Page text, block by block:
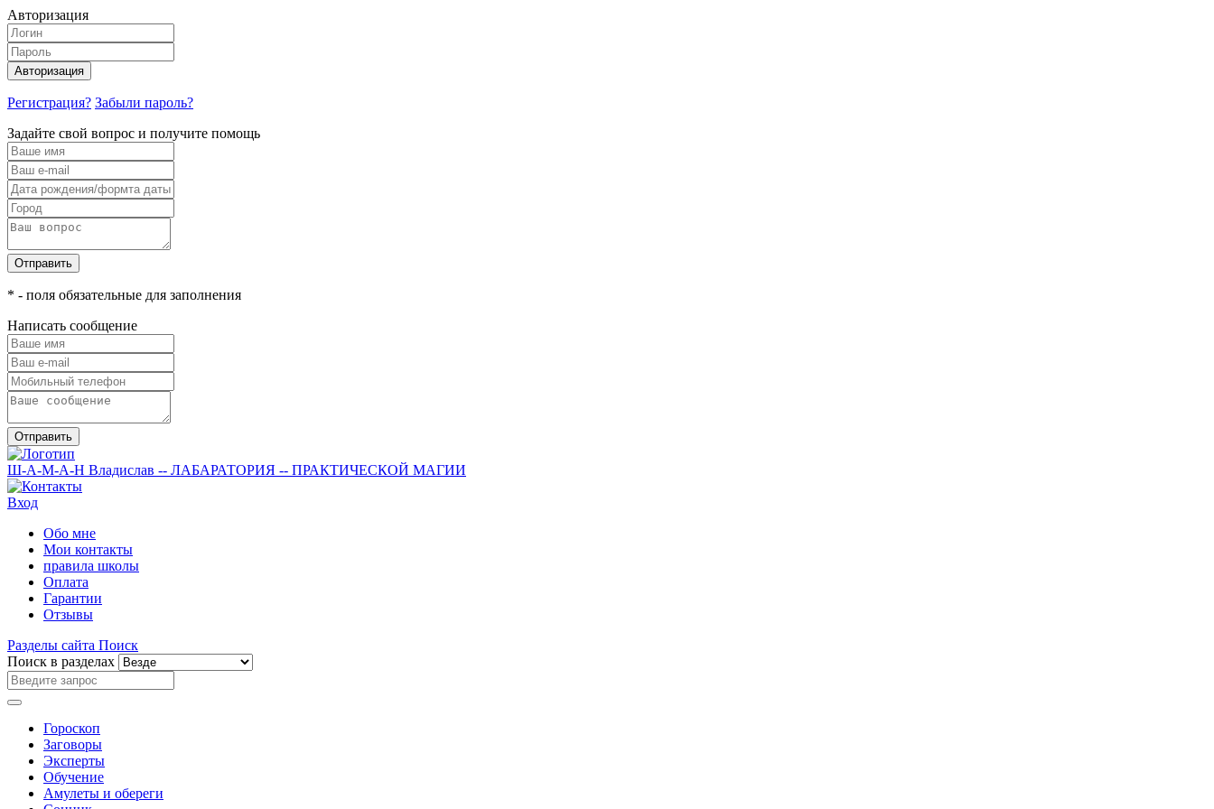
Авторизация
Авторизация
Регистрация? Забыли пароль?
Задайте свой вопрос и получите помощь
Отправить
* - поля обязательные для заполнения
Написать сообщение
Отправить
Ш-А-М-А-Н Владислав -- ЛАБАРАТОРИЯ -- ПРАКТИЧЕСКОЙ МАГИИ
Вход
Обо мне
Мои контакты
правила школы
Оплата
Гарантии
Отзывы
Разделы сайта Поиск
Поиск в разделах
Гороскоп
Заговоры
Эксперты
Обучение
Амулеты и обереги